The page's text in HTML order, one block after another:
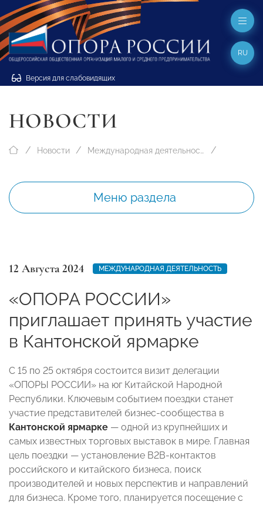
Версия для слабовидящих
RU
НОВОСТИ
Новости Международная деятельность
Меню раздела
12 Августа 2024 МЕЖДУНАРОДНАЯ ДЕЯТЕЛЬНОСТЬ
«ОПОРА РОССИИ»
приглашает принять участие
в Кантонской ярмарке
С 15 по 25 октября состоится визит делегации
«ОПОРЫ РОССИИ» на юг Китайской Народной
Республики. Ключевым событием поездки станет
участие представителей бизнес-сообщества в
Кантонской ярмарке — одной из крупнейших и
самых известных торговых выставок в мире. Главная
цель поездки — установление В2В-контактов
российского и китайского бизнеса, поиск
производителей и новых перспектив и направлений
для бизнеса. Кроме того, планируется посещение с